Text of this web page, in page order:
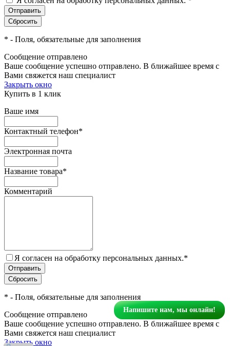
* - Поля, обязательные для заполнения
Сообщение отправлено
Ваше сообщение успешно отправлено. В ближайшее время с
Вами свяжется наш специалист
Закрыть окно
Купить в 1 клик
Ваше имя
Контактный телефон*
Электронная почта
Название товара*
Комментарий
Я согласен на обработку персональных данных.*
* - Поля, обязательные для заполнения
Сообщение отправлено
Ваше сообщение успешно отправлено. В ближайшее время с
Вами свяжется наш специалист
Закрыть окно
Напишите нам, мы онлайн!